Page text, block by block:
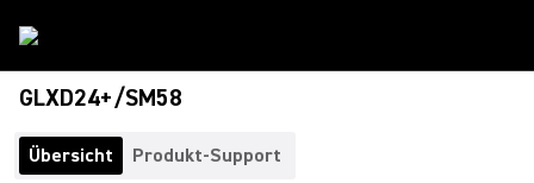
GLXD24+/SM58
Übersicht Produkt-Support